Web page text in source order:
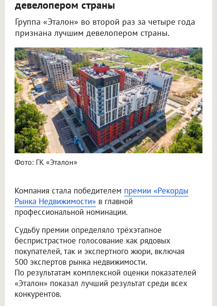
девелопером страны
Группа «Эталон» во второй раз за четыре года
признана лучшим девелопером страны.
Фото: ГК «Эталон»
Компания стала победителем премии «Рекорды
Рынка Недвижимости» в главной
профессиональной номинации.
Судьбу премии определяло трёхэтапное
беспристрастное голосование как рядовых
покупателей, так и экспертного жюри, включая
500 экспертов рынка недвижимости.
По результатам комплексной оценки показателей
«Эталон» показал лучший результат среди всех
конкурентов.